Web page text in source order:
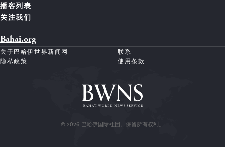
播客列表
关注我们
Bahai.org
关于巴哈伊世界新闻网
联系
隐私政策
使用条款
© 2026 巴哈伊国际社团。保留所有权利。